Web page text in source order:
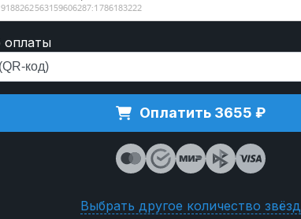
оплаты
Оплатить 3655 ₽
Выбрать другое количество звёзд